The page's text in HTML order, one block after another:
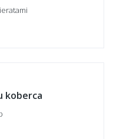
koberca